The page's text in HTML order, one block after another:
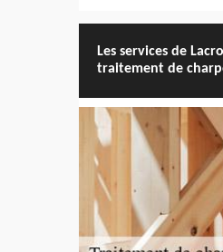
Les services de
traitement de